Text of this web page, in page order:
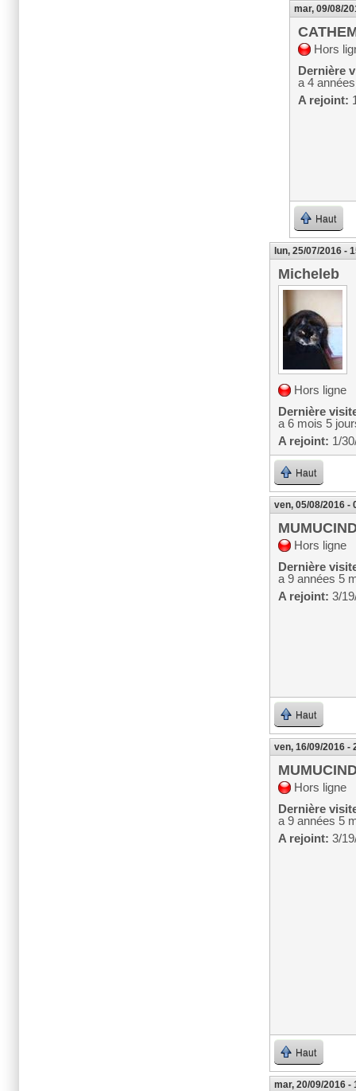
mar, 09/08/
Hors
Dernière
a 4
A rejoint:
Haut
lun, 25/07/2016 -
Micheleb
Hors ligne
Dernière
a 6 mois 5
A rejoint: 1/
Haut
ven, 05/08/2016 -
Hors ligne
Dernière
a 9 années 5
A rejoint: 3/
Haut
ven, 16/09/2016 -
Hors ligne
Dernière
a 9 années 5
A rejoint: 3/
Haut
mar, 20/09/2016 -